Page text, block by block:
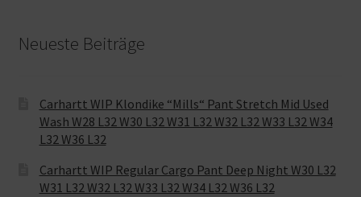
Neueste Beiträge
Carhartt WIP Klondike “Mills“ Pant Stretch Mid Used
Wash W28 L32 W30 L32 W31 L32 W32 L32 W33 L32 W34
L32 W36 L32
Carhartt WIP Regular Cargo Pant Deep Night W30 L32
W31 L32 W32 L32 W33 L32 W34 L32 W36 L32